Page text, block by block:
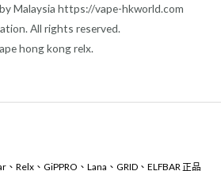
Malaysia https://vape-hkworld.com
All rights reserved.
hong kong relx.
Relx、GiPPRO、Lana、GRID、ELFBAR 正品